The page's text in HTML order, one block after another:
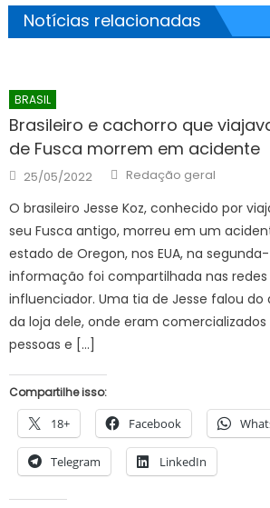
Notícias relacionadas
BRASIL
Brasileiro e cachorro que
de Fusca morrem em acidente
Posted
on
25/05/2022 Author
Redação geral
O brasileiro Jesse Koz, conhecido por
seu Fusca antigo, morreu em um
estado de Oregon, nos EUA, na
informação foi compartilhada nas redes
influenciador. Uma tia de Jesse falou
da loja dele, onde eram
pessoas e […]
Compartilhe isso:
18+ Facebook
Telegram LinkedIn